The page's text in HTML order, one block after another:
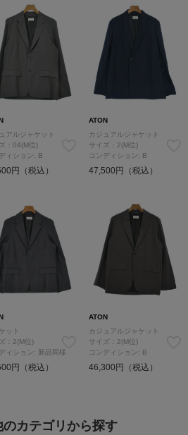
アルジャケット
：04(M位)
ィション: B
円（税込）
ATON
カジュアルジャケット
サイズ：2(M位)
コンディション: B
47,500円（税込）
ット
：2(M位)
ィション: 新品同様
円（税込）
ATON
カジュアルジャケット
サイズ：2(M位)
コンディション: B
46,300円（税込）
カテゴリから探す